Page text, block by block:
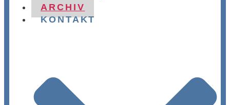
ARCHIV
KONTAKT